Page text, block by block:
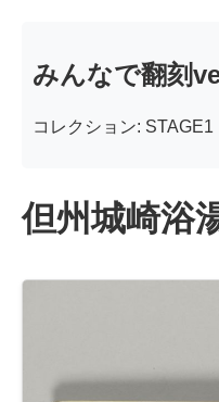
みんなで翻刻
コレクション: STAGE1
但州城崎浴